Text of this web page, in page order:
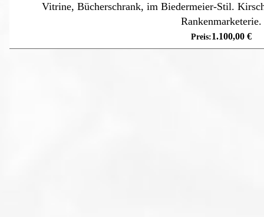
Vitrine, Bücherschrank, im Biedermeier-Stil.
Rankenmarketerie.
1.100,00 €